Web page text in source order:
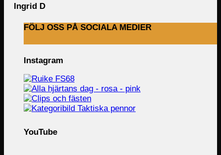
Ingrid D
FÖLJ OSS PÅ SOCIALA MEDIER
Instagram
YouTube